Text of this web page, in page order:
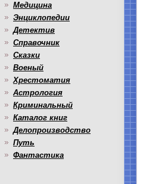
Медицина
Энциклопедии
Детектив
Справочник
Сказки
Военый
Хрестоматия
Астрология
Криминальный
Каталог книг
Делопроизводство
Путь
Фантастика